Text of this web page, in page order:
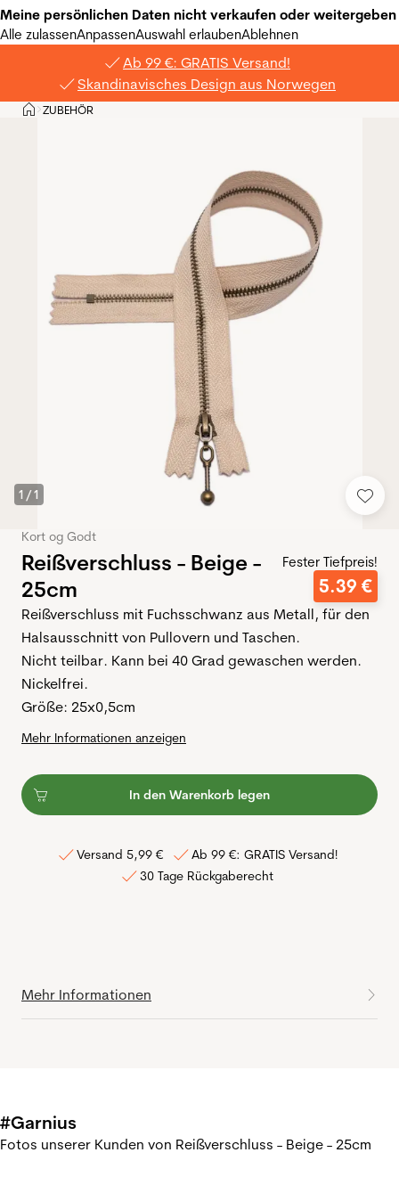
Meine persönlichen Daten nicht verkaufen oder weitergeben
Alle zulassenAnpassenAuswahl erlaubenAblehnen
Ab 99 €: GRATIS Versand!
Skandinavisches Design aus Norwegen
Privat
>ZUBEHÖR
1 /1
Kort og Godt
Reißverschluss - Beige -
25cm
Fester Tiefpreis!
5.39 €
Reißverschluss mit Fuchsschwanz aus Metall, für den
Halsausschnitt von Pullovern und Taschen.
Nicht teilbar. Kann bei 40 Grad gewaschen werden.
Nickelfrei.
Größe: 25x0,5cm
Mehr Informationen anzeigen
In den Warenkorb legen
Versand 5,99 €
Ab 99 €: GRATIS Versand!
30 Tage Rückgaberecht
Mehr Informationen
#Garnius
Fotos unserer Kunden von Reißverschluss - Beige - 25cm